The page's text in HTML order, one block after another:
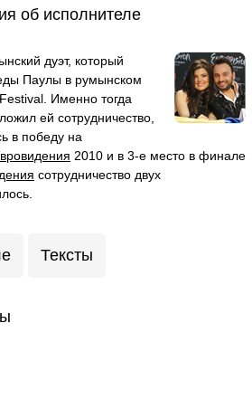
об исполнителе
дуэт, который
Паулы в румынском
Именно тогда
ей сотрудничество,
в победу на
2010 и в 3-е место в финале
сотрудничество двух
Тексты